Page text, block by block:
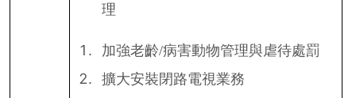
理
加強老齡/病害動物管理與虐待處罰
擴大安裝閉路電視業務